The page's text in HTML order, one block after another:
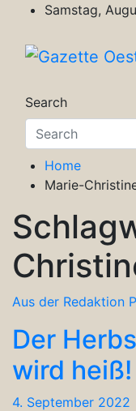
content
Samstag,
Search
Home
Marie-
Aus der Redaktion
Der
wird heiß!
4. September 2022